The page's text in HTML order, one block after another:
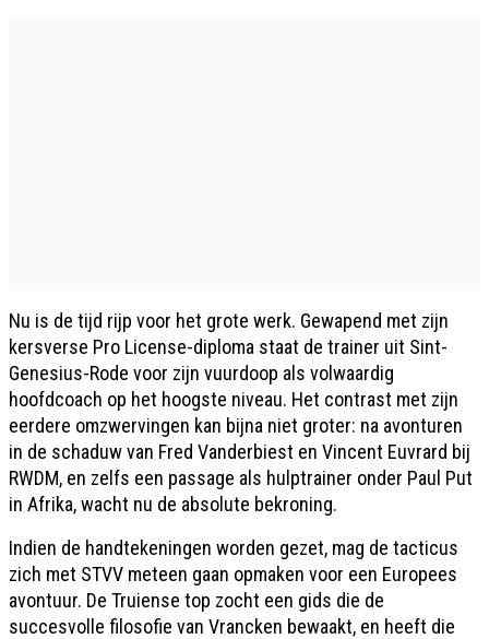
Nu is de tijd rijp voor het grote werk. Gewapend met zijn
kersverse Pro License-diploma staat de trainer uit Sint-
Genesius-Rode voor zijn vuurdoop als volwaardig
hoofdcoach op het hoogste niveau. Het contrast met zijn
eerdere omzwervingen kan bijna niet groter: na avonturen
in de schaduw van Fred Vanderbiest en Vincent Euvrard bij
RWDM, en zelfs een passage als hulptrainer onder Paul Put
in Afrika, wacht nu de absolute bekroning.
Indien de handtekeningen worden gezet, mag de tacticus
zich met STVV meteen gaan opmaken voor een Europees
avontuur. De Truiense top zocht een gids die de
succesvolle filosofie van Vrancken bewaakt, en heeft die